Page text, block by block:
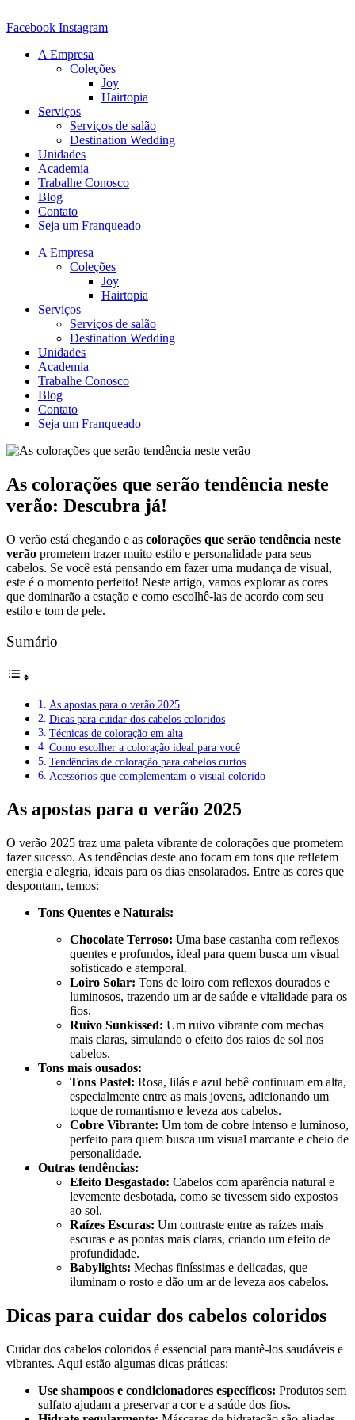
para
conteúdo
Facebook Instagram
A Empresa
Coleções
Joy
Hairtopia
Serviços
Serviços de salão
Destination Wedding
Unidades
Academia
Trabalhe Conosco
Blog
Contato
Seja um Franqueado
A Empresa
Coleções
Joy
Hairtopia
Serviços
Serviços de salão
Destination Wedding
Unidades
Academia
Trabalhe Conosco
Blog
Contato
Seja um Franqueado
As colorações que serão tendência neste
verão: Descubra já!
O verão está chegando e as colorações que serão tendência neste
verão prometem trazer muito estilo e personalidade para seus
cabelos. Se você está pensando em fazer uma mudança de visual,
este é o momento perfeito! Neste artigo, vamos explorar as cores
que dominarão a estação e como escolhê-las de acordo com seu
estilo e tom de pele.
Sumário
As apostas para o verão 2025
Dicas para cuidar dos cabelos coloridos
Técnicas de coloração em alta
Como escolher a coloração ideal para você
Tendências de coloração para cabelos curtos
Acessórios que complementam o visual colorido
As apostas para o verão 2025
O verão 2025 traz uma paleta vibrante de colorações que prometem
fazer sucesso. As tendências deste ano focam em tons que refletem
energia e alegria, ideais para os dias ensolarados. Entre as cores que
despontam, temos:
Tons Quentes e Naturais:
Chocolate Terroso: Uma base castanha com reflexos
quentes e profundos, ideal para quem busca um visual
sofisticado e atemporal.
Loiro Solar: Tons de loiro com reflexos dourados e
luminosos, trazendo um ar de saúde e vitalidade para os
fios.
Ruivo Sunkissed: Um ruivo vibrante com mechas
mais claras, simulando o efeito dos raios de sol nos
cabelos.
Tons mais ousados:
Tons Pastel: Rosa, lilás e azul bebê continuam em alta,
especialmente entre as mais jovens, adicionando um
toque de romantismo e leveza aos cabelos.
Cobre Vibrante: Um tom de cobre intenso e luminoso,
perfeito para quem busca um visual marcante e cheio de
personalidade.
Outras tendências:
Efeito Desgastado: Cabelos com aparência natural e
levemente desbotada, como se tivessem sido expostos
ao sol.
Raízes Escuras: Um contraste entre as raízes mais
escuras e as pontas mais claras, criando um efeito de
profundidade.
Babylights: Mechas finíssimas e delicadas, que
iluminam o rosto e dão um ar de leveza aos cabelos.
Dicas para cuidar dos cabelos coloridos
Cuidar dos cabelos coloridos é essencial para mantê-los saudáveis e
vibrantes. Aqui estão algumas dicas práticas:
Use shampoos e condicionadores específicos: Produtos sem
sulfato ajudam a preservar a cor e a saúde dos fios.